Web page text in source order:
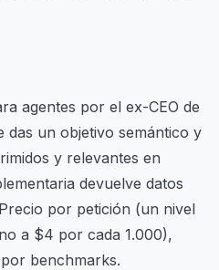
agentes por el ex-CEO de
das un objetivo semántico y
y relevantes en
devuelve datos
por petición (un nivel
a $4 por cada 1.000),
benchmarks.